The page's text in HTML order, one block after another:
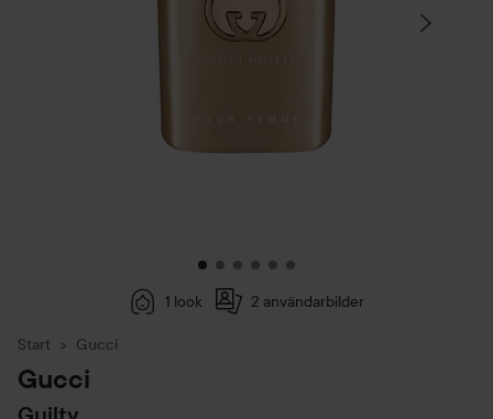
1 look 2 användarbilder
Start Gucci
Gucci